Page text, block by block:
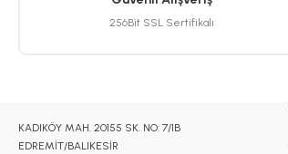
256Bit SSL Sertifikalı
KADIKÖY MAH. 20155 SK. NO: 7/1B
EDREMİT/BALIKESİR